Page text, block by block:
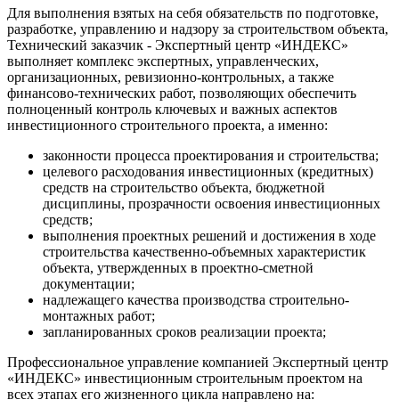
Для выполнения взятых на себя обязательств по подготовке,
разработке, управлению и надзору за строительством объекта,
Технический заказчик - Экспертный центр «ИНДЕКС»
выполняет комплекс экспертных, управленческих,
организационных, ревизионно-контрольных, а также
финансово-технических работ, позволяющих обеспечить
полноценный контроль ключевых и важных аспектов
инвестиционного строительного проекта, а именно:
законности процесса проектирования и строительства;
целевого расходования инвестиционных (кредитных)
средств на строительство объекта, бюджетной
дисциплины, прозрачности освоения инвестиционных
средств;
выполнения проектных решений и достижения в ходе
строительства качественно-объемных характеристик
объекта, утвержденных в проектно-сметной
документации;
надлежащего качества производства строительно-
монтажных работ;
запланированных сроков реализации проекта;
Профессиональное управление компанией Экспертный центр
«ИНДЕКС» инвестиционным строительным проектом на
всех этапах его жизненного цикла направлено на: